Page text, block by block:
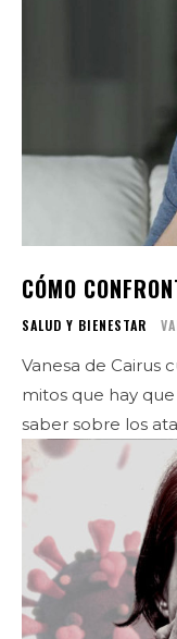
CÓMO
SALUD Y BIENESTAR
Vanesa de Cairus
mitos que hay
saber sobre los